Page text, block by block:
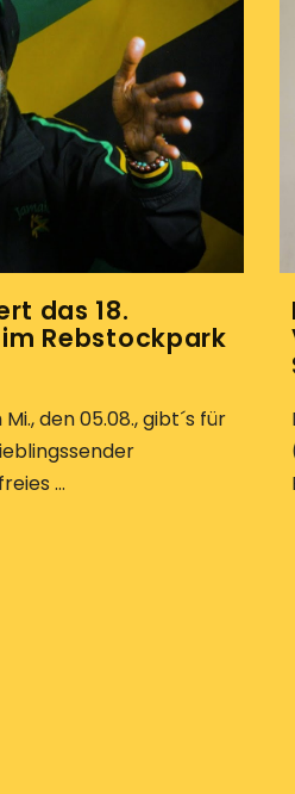
das 18.
Rebstockpark
den 05.08., gibt´s für
...